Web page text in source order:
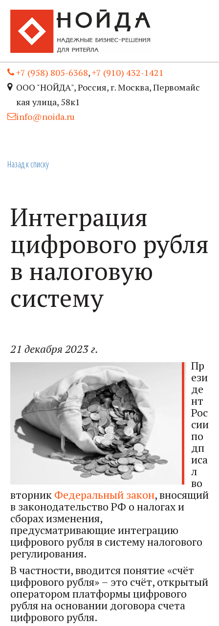
+7 (958) 805-6368,+7 (910) 432-1421
ООО "НОЙДА",Россия, г. Москва,Первомайс
кая улица, 58к1
info@noida.ru
Назад к списку
Интеграция
цифрового рубля
в налоговую
систему
21 декабря 2023 г.
Пр
ези
де
нт
Рос
сии
по
дп
иса
л
во
вторник Федеральный закон, вносящий
в законодательство РФ о налогах и
сборах изменения,
предусматривающие интеграцию
цифрового рубля в систему налогового
регулирования.
В частности, вводится понятие «счёт
цифрового рубля» – это счёт, открытый
оператором платформы цифрового
рубля на основании договора счета
цифрового рубля.